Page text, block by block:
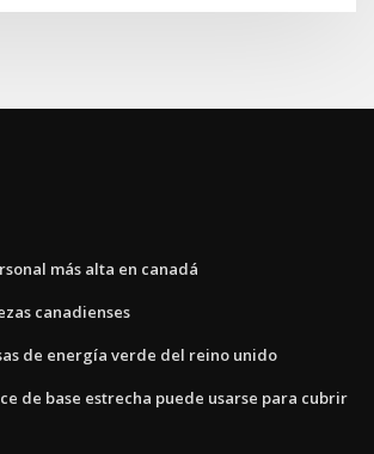
más alta en canadá
canadienses
de energía verde del reino unido
de base estrecha puede usarse para cubrir